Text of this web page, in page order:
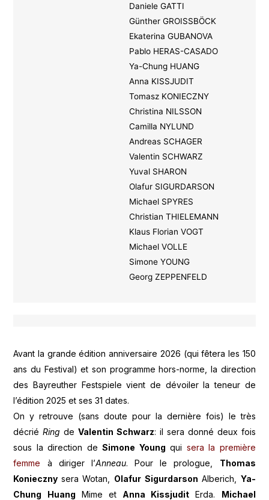
Daniele GATTI
Günther GROISSBÖCK
Ekaterina GUBANOVA
Pablo HERAS-CASADO
Ya-Chung HUANG
Anna KISSJUDIT
Tomasz KONIECZNY
Christina NILSSON
Camilla NYLUND
Andreas SCHAGER
Valentin SCHWARZ
Yuval SHARON
Olafur SIGURDARSON
Michael SPYRES
Christian THIELEMANN
Klaus Florian VOGT
Michael VOLLE
Simone YOUNG
Georg ZEPPENFELD
Avant la grande édition anniversaire 2026 (qui fêtera les 150
ans du Festival) et son programme hors-norme, la direction
des Bayreuther Festspiele vient de dévoiler la teneur de
l’édition 2025 et ses 31 dates.
On y retrouve (sans doute pour la dernière fois) le très
décriéRing deValentin Schwarz: il sera donné deux fois
sous la direction deSimone Young qui sera la première
femme à diriger l’Anneau. Pour le prologue, Thomas
Konieczny sera Wotan, Olafur Sigurdarson Alberich, Ya-
Chung Huang Mime et Anna Kissjudit Erda. Michael